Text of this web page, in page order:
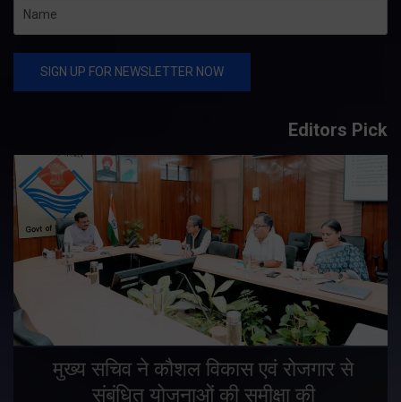
Editors Pick
मुख्य सचिव ने कौशल विकास एवं रोजगार से
संबंधित योजनाओं की समीक्षा की